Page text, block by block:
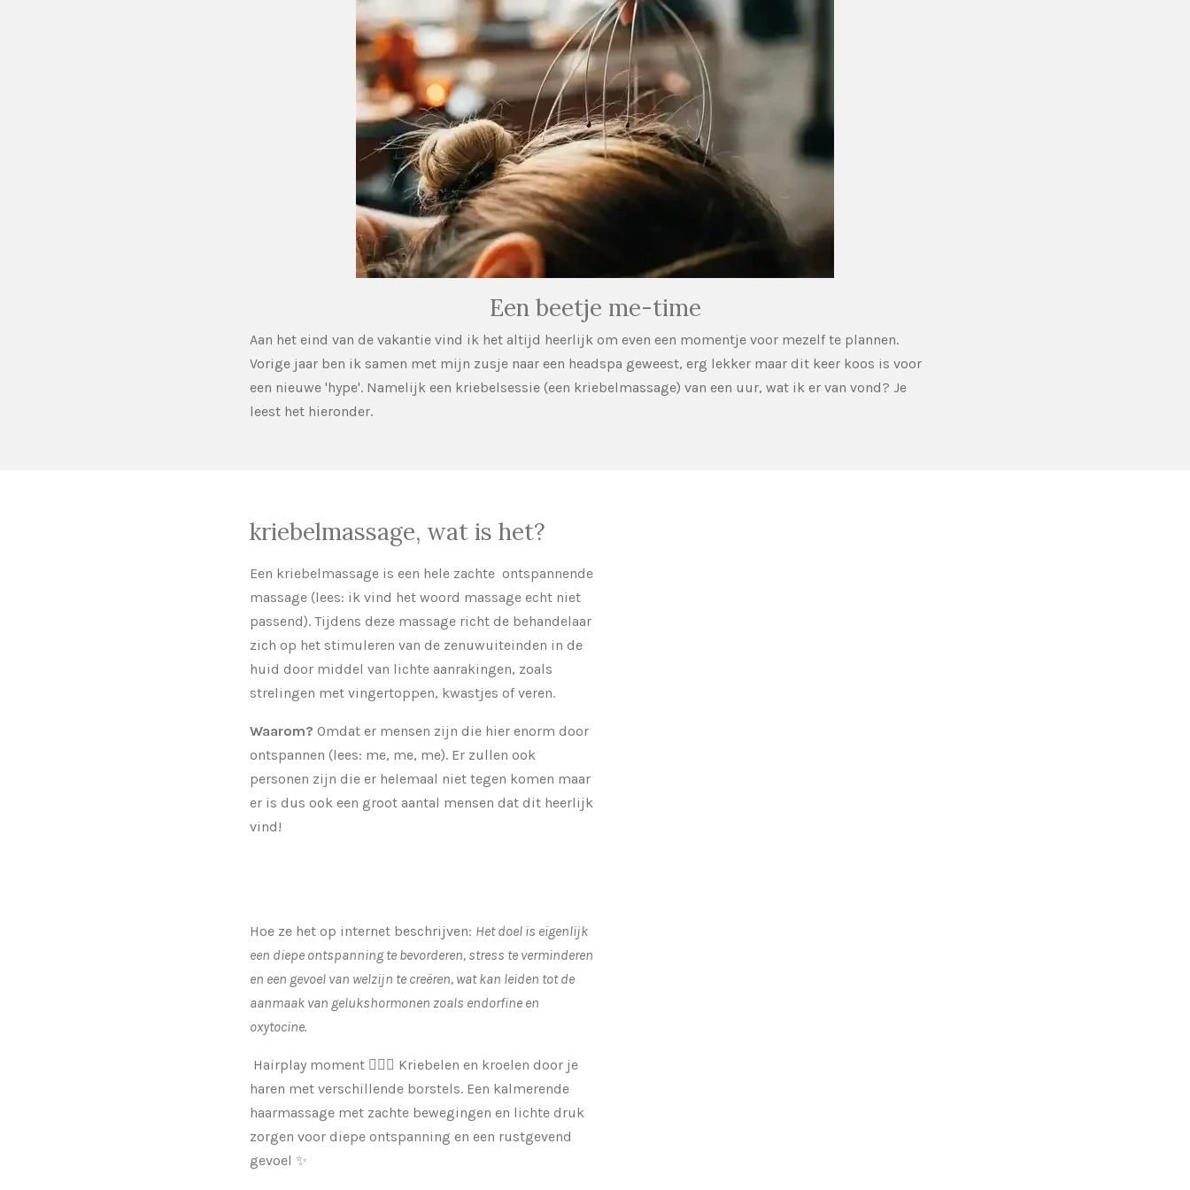
Een beetje me-time
Aan het eind van de vakantie vind ik het altijd heerlijk om even een momentje voor mezelf te plannen.
Vorige jaar ben ik samen met mijn zusje naar een headspa geweest, erg lekker maar dit keer koos is voor
een nieuwe 'hype'. Namelijk een kriebelsessie (een kriebelmassage) van een uur, wat ik er van vond? Je
leest het hieronder.
kriebelmassage, wat is het?
Een kriebelmassage is een hele zachte ontspannende
massage (lees: ik vind het woord massage echt niet
passend). Tijdens deze massage richt de behandelaar
zich op het stimuleren van de zenuwuiteinden in de
huid door middel van lichte aanrakingen, zoals
strelingen met vingertoppen, kwastjes of veren.
Waarom? Omdat er mensen zijn die hier enorm door
ontspannen (lees: me, me, me). Er zullen ook
personen zijn die er helemaal niet tegen komen maar
er is dus ook een groot aantal mensen dat dit heerlijk
vind!
Hoe ze het op internet beschrijven: Het doel is eigenlijk
een diepe ontspanning te bevorderen, stress te verminderen
en een gevoel van welzijn te creëren, wat kan leiden tot de
aanmaak van gelukshormonen zoals endorfine en
oxytocine.
Hairplay moment 💆🏼‍♀️ Kriebelen en kroelen door je
haren met verschillende borstels. Een kalmerende
haarmassage met zachte bewegingen en lichte druk
zorgen voor diepe ontspanning en een rustgevend
gevoel ✨️